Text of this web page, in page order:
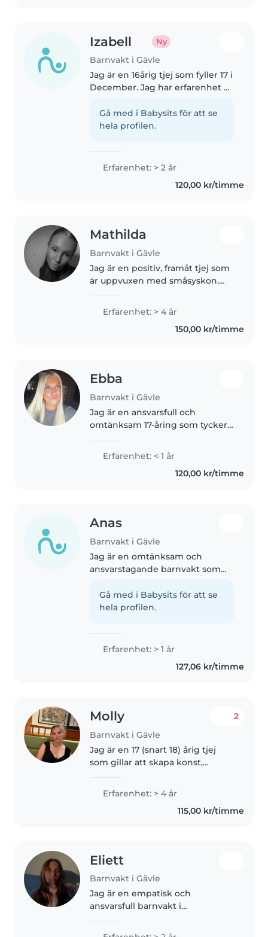
Izabell Ny
Barnvakt i Gävle
Jag är en 16årig tjej som fyller 17 i
December. Jag har erfarenhet av
lite av 4-10 års ålder. Jag är en
ansvarig tjej som är omtänksam
Gå med i Babysits för att se
hela profilen.
Erfarenhet: > 2 år
120,00 kr/timme
Mathilda
Barnvakt i Gävle
Jag är en positiv, framåt tjej som
är uppvuxen med småsyskon.
som ett arbete utan jag ser det
mer som en aktivitet då jag
tycker det är super kul att..
Erfarenhet: > 4 år
150,00 kr/timme
Ebba
Barnvakt i Gävle
Jag är en ansvarsfull och
omtänksam 17-åring som tycker
tålmodig, kreativ och bra på att
hitta på roliga aktiviteter som
passar barn i olika åldrar,..
Erfarenhet: < 1 år
120,00 kr/timme
Anas
Barnvakt i Gävle
Jag är en omtänksam och
ansvarstagande barnvakt som
alla åldrar. Jag har under ett års
erfarenhet och känner mig
Gå med i Babysits för att se
hela profilen.
Erfarenhet: > 1 år
127,06 kr/timme
Molly
Barnvakt i Gävle
2
Jag är en 17 (snart 18) årig tjej
som gillar att skapa konst,
hemma med mina föräldrar och
5 husdjur. Jag går andra året på
Polhemskolans teknikprogram..
Erfarenhet: > 4 år
115,00 kr/timme
Eliett
Barnvakt i Gävle
Jag är en empatisk och
ansvarsfull barnvakt i
leka och vara kreativ tillsammans